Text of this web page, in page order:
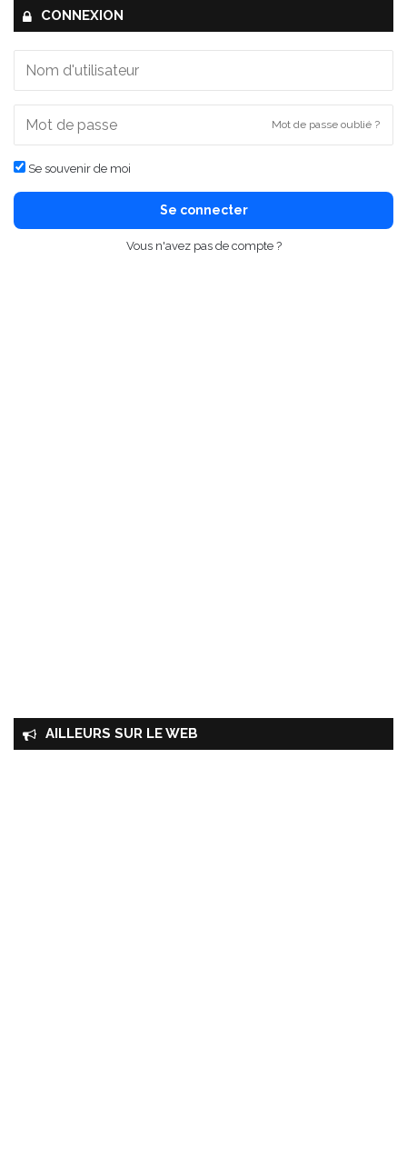
CONNEXION
Mot de passe oublié ?
Se souvenir de moi
Se connecter
Vous n'avez pas de compte ?
AILLEURS SUR LE WEB